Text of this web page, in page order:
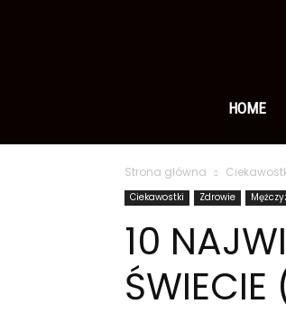
polsku
HOME
Strona główna
Ciekawostki Zdrowie
10